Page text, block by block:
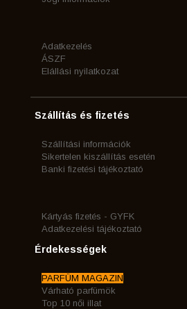
Adatkezelés
ÁSZF
Elállási nyilatkozat
Szállítás és fizetés
Szállítási információk
Sikertelen kiszállítás esetén
Banki fizetési tájékoztató
Kártyás fizetés - GYFK
Adatkezelési tájékoztató
Érdekességek
PARFÜM MAGAZIN
Várható parfümök
Top 10 női illat